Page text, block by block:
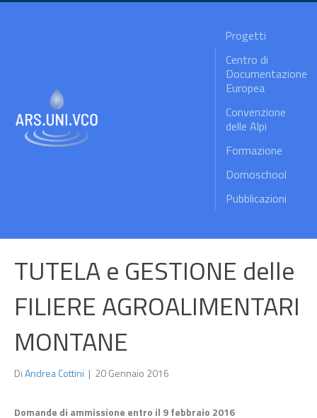
Progetti
Centro di
Documentazione
Europea
Convenzione
delle Alpi
Formazione
Domoschool
Pubblicazioni
TUTELA e GESTIONE delle
FILIERE AGROALIMENTARI
MONTANE
DiAndrea Cottini | 20 Gennaio 2016
Domande di ammissione entro il 9 febbraio 2016